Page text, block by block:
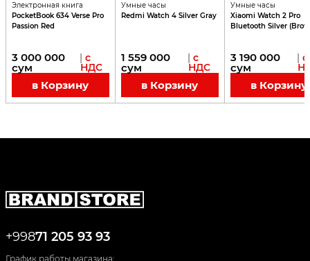
Электронная книга
PocketBook 634 Verse Pro
Passion Red
3 000 000
сум
| с
НДС
в Корзину
Умные часы
Redmi Watch 4 Silver Gray
1 559 000
сум
| с
НДС
в Корзину
Умные часы
Xiaomi Watch 2 Pro
Bluetooth Silver
3 190 000
сум
| с
в Корзину
+99871 205 93 93
График работы магазина: